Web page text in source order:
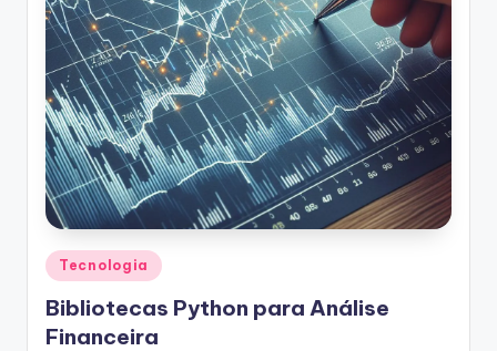
r
g
Posted
in
Tecnologia
Bibliotecas Python para Análise
Financeira